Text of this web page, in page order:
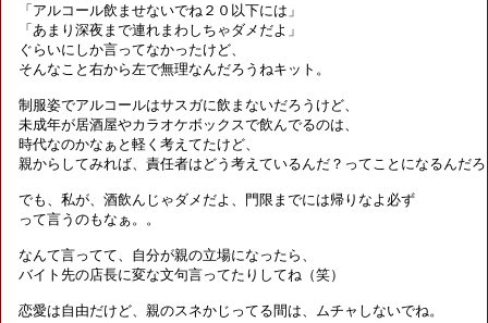
「アルコール飲ませないでね２０以下には」
「あまり深夜まで連れまわしちゃダメだよ」
ぐらいにしか言ってなかったけど、
そんなこと右から左で無理なんだろうねキット。
制服姿でアルコールはサスガに飲まないだろうけど、
未成年が居酒屋やカラオケボックスで飲んでるのは、
時代なのかなぁと軽く考えてたけど、
親からしてみれば、責任者はどう考えているんだ？ってことになるんだ
でも、私が、酒飲んじゃダメだよ、門限までには帰りなよ必ず
って言うのもなぁ。。
なんて言ってて、自分が親の立場になったら、
バイト先の店長に変な文句言ってたりしてね（笑）
恋愛は自由だけど、親のスネかじってる間は、ムチャしないでね。